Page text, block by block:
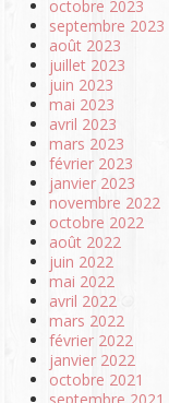
octobre 2023
septembre 2023
août 2023
juillet 2023
juin 2023
mai 2023
avril 2023
mars 2023
février 2023
janvier 2023
novembre 2022
octobre 2022
août 2022
juin 2022
mai 2022
avril 2022
mars 2022
février 2022
janvier 2022
octobre 2021